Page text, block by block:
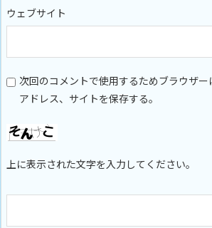
ウェブサイト
次回のコメントで使用するためブラウザ
アドレス、サイトを保存する。
上に表示された文字を入力してください。